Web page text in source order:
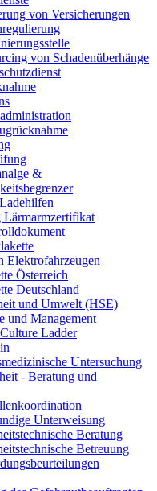
von Versicherungen
von Schadenüberhänge
&
Lärmarmzertifikat
Elektrofahrzeugen
Österreich
Deutschland
und Umwelt (HSE)
und Management
Ladder
Untersuchung
- Beratung und
Unterweisung
Beratung
Betreuung